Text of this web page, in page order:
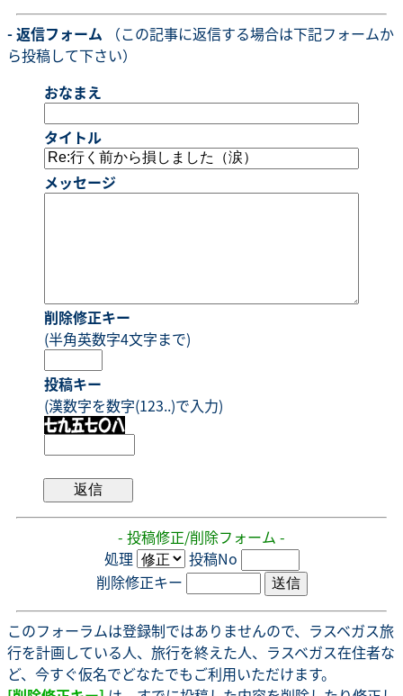
- 返信フォーム （この記事に返信する場合は下記フォームか
ら投稿して下さい）
おなまえ
タイトル
メッセージ
削除修正キー
(半角英数字4文字まで)
投稿キー
(漢数字を数字(123..)で入力)
- 投稿修正/削除フォーム -
処理
投稿No
削除修正キー
このフォーラムは登録制ではありませんので、ラスベガス旅
行を計画している人、旅行を終えた人、ラスベガス在住者な
ど、今すぐ仮名でどなたでもご利用いただけます。